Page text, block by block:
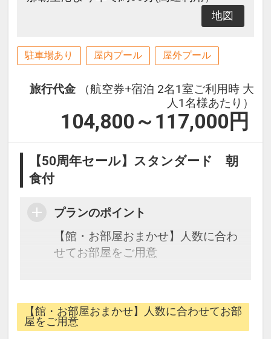
地図
駐車場あり 屋内プール 屋外プール
旅行代金
（航空券+宿泊 2名1室ご利用時 大
人1名様あたり）
104,800～117,000 円
【50周年セール】スタンダード 朝
食付
プランのポイント
【館・お部屋おまかせ】人数に合わ
せてお部屋をご用意
・レンタルカートを滞在中1台ご用
意！（広いリゾートの移動はカート
が便利です。※要普通免許証）
【館・お部屋おまかせ】人数に合わせてお部
屋をご用意